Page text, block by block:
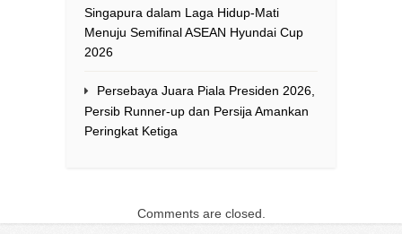
Singapura dalam Laga Hidup-Mati
Menuju Semifinal ASEAN Hyundai Cup
2026
Persebaya Juara Piala Presiden 2026,
Persib Runner-up dan Persija Amankan
Peringkat Ketiga
Comments are closed.